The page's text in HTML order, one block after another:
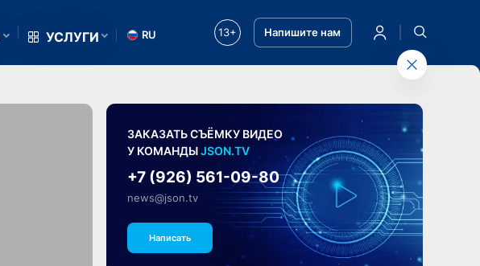
УСЛУГИ RU 13+ Напишите нам
ЗАКАЗАТЬ СЪЁМКУ ВИДЕО
У КОМАНДЫJSON.TV
+7 (926) 561-09-80
news@json.tv
Написать